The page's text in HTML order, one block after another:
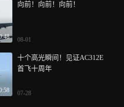
向前！向前！向前！
08-01
十个高光瞬间！见证AC312E
首飞十周年
07-28